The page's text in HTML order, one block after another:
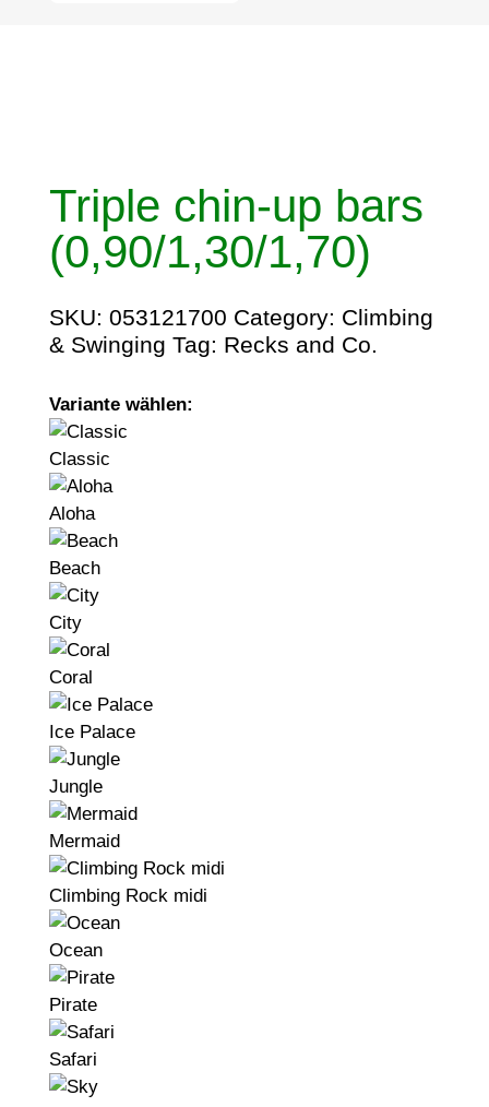
Triple chin-up bars
(0,90/1,30/1,70)
SKU: 053121700 Category: Climbing
& Swinging Tag: Recks and Co.
Variante wählen:
Classic
Aloha
Beach
City
Coral
Ice Palace
Jungle
Mermaid
Climbing Rock midi
Ocean
Pirate
Safari